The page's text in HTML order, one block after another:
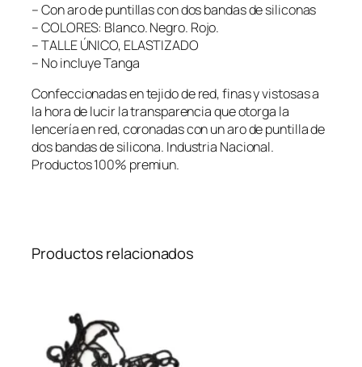
– Con aro de puntillas con dos bandas de siliconas
– COLORES: Blanco. Negro. Rojo.
– TALLE ÚNICO, ELASTIZADO
– No incluye Tanga
Confeccionadas en tejido de red, finas y vistosas a
la hora de lucir la transparencia que otorga la
lencería en red, coronadas con un aro de puntilla de
dos bandas de silicona. Industria Nacional.
Productos 100% premiun.
Productos relacionados